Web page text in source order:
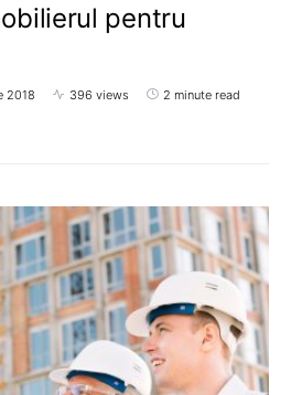
pentru
2018 396 views 2 minute read